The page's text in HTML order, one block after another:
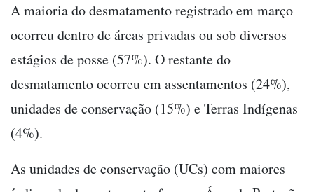
A maioria do desmatamento registrado em março
ocorreu dentro de áreas privadas ou sob diversos
estágios de posse (57%). O restante do
desmatamento ocorreu em assentamentos (24%),
unidades de conservação (15%) e Terras Indígenas
(4%).
As unidades de conservação (UCs) com maiores